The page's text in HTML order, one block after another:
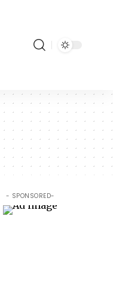
- SPONSORED-